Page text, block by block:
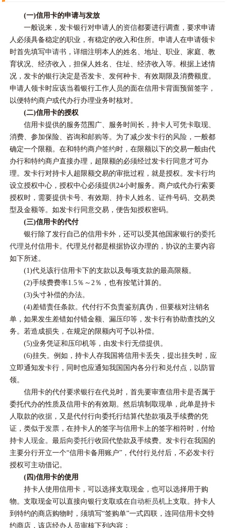
(一)信用卡的申请与发放
一般说来，发卡银行对申请人的资信都要进行调查，要求申请
人必须具备稳定的职业，有稳定的收入和住所。申请人在申请领卡
时首先填写申请书 ，详细注明本人的姓名、地址、职业、家庭、教
育状况、经济收入，担保人姓名、住址、经济收入等。根据上述情
况，发卡的银行决定是否发卡、发何种卡、有效期限及消费额度。
申请人领卡时应该当着银行工作人员的面在信用卡背面预留签字，
以便特约商户或代办行办理业务时核对。
(二)信用卡的授权
信用卡提供的服务范围广、服务时间长，持卡人可凭卡取现、
消费、参加保险、咨询和 邮购等。为了减少发卡行的风险 ，一般都
确定一个限额。在和特约商户签约时，在限额以下的交易一般由代
办行和特约商户直接办理，超限额的必须经过发卡行同意才可办
理。发卡行对持卡人超限额交易的审批过程，就是授权。发卡行均
设立授权中心，授权中心必须提供24小时服务。商户或代办行索要
授权时，需要提供卡号、有效期、持卡人姓名、证件号码、交易类
型及金额等。如发卡行同意交易，便告知授权密码。
(三)信用卡的代付
银行除了发行自己的信用卡外，还可以受其他国家银行的委托
代理 兑付信用卡。代理兑付都是根据协议办理的，协议的主要内容
如下所述。
(1)代兑该行信用卡下的支款以及每项支款的最高限额。
(2)手续费费率1.5％～2％，也有按笔计算的。
(3)头寸补偿的办法。
(4)差错责任条款。代付行不负责鉴别真伪，但要核对注销名
单，如果发生差错如付错金额、漏压印等，发卡行有协助查找的义
务。若造成损失，在规定的限额内可予以补偿。
(5)业务凭证和压印机等，由发卡行无偿提供。
(6)挂失。例如，持卡人存我国将信用卡丢失，提出挂失时，应
立即通知发卡行，同时也应通知我国国内各分行和兑付点，以防冒
领。
信用卡的代付要求银行在代兑时，首先要审查信用卡是否属于
委托代办的性质及信用卡的有效期。然后填制取现单，此单是持卡
人取款的收据 ，又是代付行向委托行结算代垫款项及手续费的凭
证，类似于发票 ，在持卡人的签字与信用卡上的签字相符时，付给
持卡人现金。最后向委托行收回代垫款及手续费。发卡行在我国的
主要分行开立一个“信用卡备用账户”，代付行兑付后，不必发卡行
授权可主动借记。
(四)信用卡的使用
持卡人使用信用卡，可以选择支取现金，也可以选择用于购
物。支取现金可以直接向银行支取或在自动柜员机上支取。持卡人
到特约的商店购物时，须填写“签购单”一式四联，连同信用卡交特
约商店，该店经办人员审核下列内容：